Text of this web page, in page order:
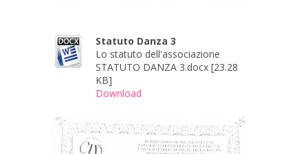
Statuto Danza 3
Lo statuto dell'associazione
STATUTO DANZA 3.docx [23.28
KB]
Download